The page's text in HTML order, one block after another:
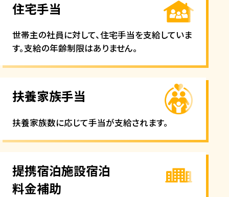
住宅手当
世帯主の社員に対して、住宅手当を支給していま
す。支給の年齢制限はありません。
扶養家族手当
扶養家族数に応じて手当が支給されます。
提携宿泊施設宿泊
料金補助